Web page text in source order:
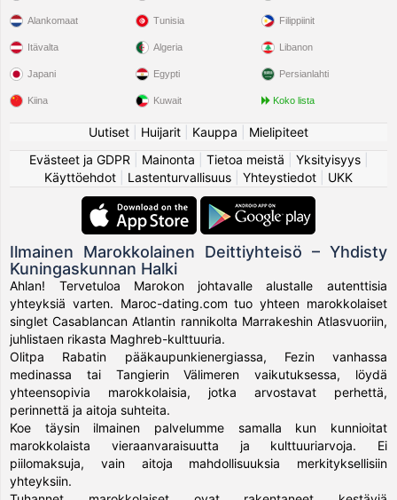
Alankomaat
Itävalta
Japani
Kiina
Tunisia
Algeria
Egypti
Kuwait
Filippiinit
Libanon
Persianlahti
Koko lista
Uutiset Huijarit Kauppa
Mielipiteet
Evästeet ja GDPR
Mainonta Tietoa meistä Yksityisyys|
Käyttöehdot
Lastenturvallisuus Yhteystiedot UKK
Ilmainen Marokkolainen Deittiyhteisö – Yhdisty
Kuningaskunnan Halki
Ahlan! Tervetuloa Marokon johtavalle alustalle autenttisia
yhteyksiä varten. Maroc-dating.com tuo yhteen marokkolaiset
singlet Casablancan Atlantin rannikolta Marrakeshin Atlasvuoriin,
juhlistaen rikasta Maghreb-kulttuuria.
Olitpa Rabatin pääkaupunkienergiassa, Fezin vanhassa
medinassa tai Tangierin Välimeren vaikutuksessa, löydä
yhteensopivia marokkolaisia, jotka arvostavat perhettä,
perinnettä ja aitoja suhteita.
Koe täysin ilmainen palvelumme samalla kun kunnioitat
marokkolaista vieraanvaraisuutta ja kulttuuriarvoja. Ei
piilomaksuja, vain aitoja mahdollisuuksia merkityksellisiin
yhteyksiin.